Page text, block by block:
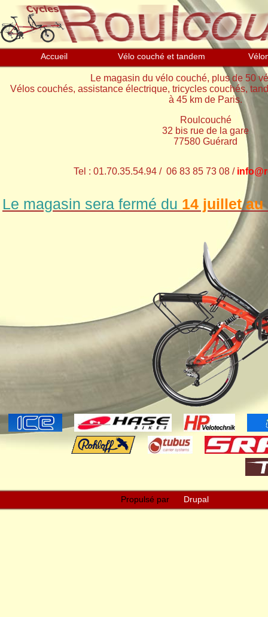
Aller au contenu principal
Accueil Vélo couché et tandem
Le magasin du vélo couché, plus de 50
Vélos couchés, assistance électrique, tricycles couchés,
à 45 km de Paris.
Roulcouché
32 bis rue de la gare
77580 Guérard
Tel : 01.70.35.54.94 / 06 83 85 73 08 /
Le magasin sera fermé du 14 juillet au
Propulsé par Drupal